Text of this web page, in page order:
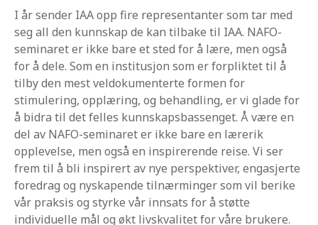
I år sender IAA opp fire representanter som tar med
seg all den kunnskap de kan tilbake til IAA. NAFO-
seminaret er ikke bare et sted for å lære, men også
for å dele. Som en institusjon som er forpliktet til å
tilby den mest veldokumenterte formen for
stimulering, opplæring, og behandling, er vi glade for
å bidra til det felles kunnskapsbassenget. Å være en
del av NAFO-seminaret er ikke bare en lærerik
opplevelse, men også en inspirerende reise. Vi ser
frem til å bli inspirert av nye perspektiver, engasjerte
foredrag og nyskapende tilnærminger som vil berike
vår praksis og styrke vår innsats for å støtte
individuelle mål og økt livskvalitet for våre brukere.